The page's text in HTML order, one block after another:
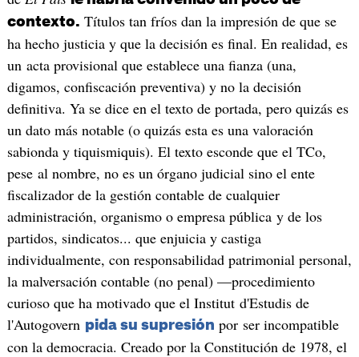
contexto. Títulos tan fríos dan la impresión de que se
ha hecho justicia y que la decisión es final. En realidad, es
un acta provisional que establece una fianza (una,
digamos, confiscación preventiva) y no la decisión
definitiva. Ya se dice en el texto de portada, pero quizás es
un dato más notable (o quizás esta es una valoración
sabionda y tiquismiquis). El texto esconde que el TCo,
pese al nombre, no es un órgano judicial sino el ente
fiscalizador de la gestión contable de cualquier
administración, organismo o empresa pública y de los
partidos, sindicatos... que enjuicia y castiga
individualmente, con responsabilidad patrimonial personal,
la malversación contable (no penal) —procedimiento
curioso que ha motivado que el Institut d'Estudis de
l'Autogovern pida su supresión por ser incompatible
con la democracia. Creado por la Constitución de 1978, el